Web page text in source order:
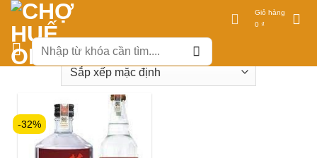
Bỏ
qua
nội
dung
Giỏ hàng
0 ₫
TRANG CHỦ
-32%